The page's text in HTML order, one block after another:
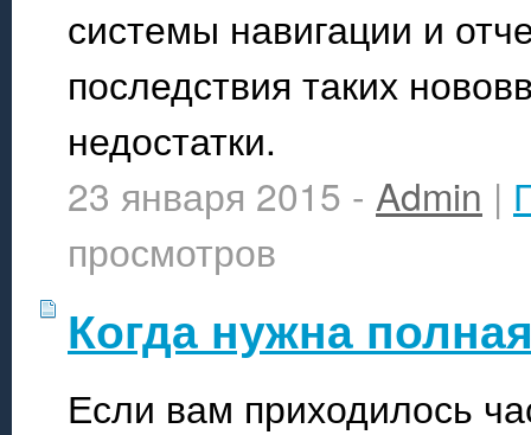
системы навигации и
последствия таких
недостатки.
23 января 2015 - Admin |
просмотров
Когда нужна
Если вам приходилось